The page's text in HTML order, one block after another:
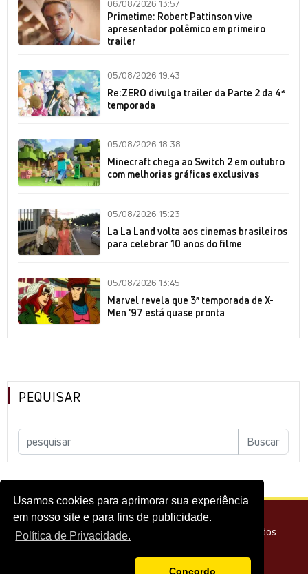
Usamos cookies para aprimorar sua experiência
em nosso site e para fins de publicidade.
Política de Privacidade.
Concordo
06/08/2026 13:57
Primetime: Robert Pattinson vive
apresentador polêmico em primeiro
trailer
05/08/2026 19:43
Re:ZERO divulga trailer da Parte 2 da 4ª
temporada
05/08/2026 18:38
Minecraft chega ao Switch 2 em outubro
com melhorias gráficas exclusivas
05/08/2026 15:23
La La Land volta aos cinemas brasileiros
para celebrar 10 anos do filme
05/08/2026 13:45
Marvel revela que 3ª temporada de X-
Men '97 está quase pronta
PEQUISAR
© 2026 - Melhor do Cinema Todos os direitos reservados